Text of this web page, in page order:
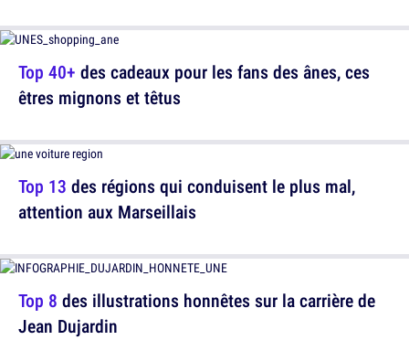
Top 13 des régions qui conduisent le plus mal,
attention aux Marseillais
Top 40+ des cadeaux pour les fans des ânes, ces
êtres mignons et têtus
Top 8 des illustrations honnêtes sur la carrière de
Jean Dujardin